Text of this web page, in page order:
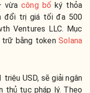
vừacông bố ký thỏa
đổi trị giá tối đa 500
Ventures LLC. Mục
trữ bằng tokenSolana
USD, sẽ giải ngân
thủ tục pháp lý. Theo